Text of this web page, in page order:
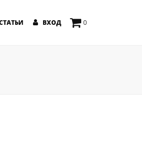
0
ВХОД